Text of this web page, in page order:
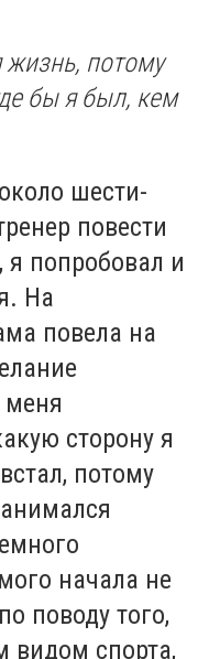
жизнь, потому
бы я был, кем
шести-
повести
я попробовал и
На
повела на
меня
сторону я
потому
начала не
поводу того,
видом спорта,